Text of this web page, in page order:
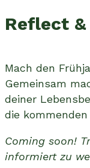
Reflect
Mach den
Gemeinsam
deiner
die kommenden
Coming soon!
informiert zu